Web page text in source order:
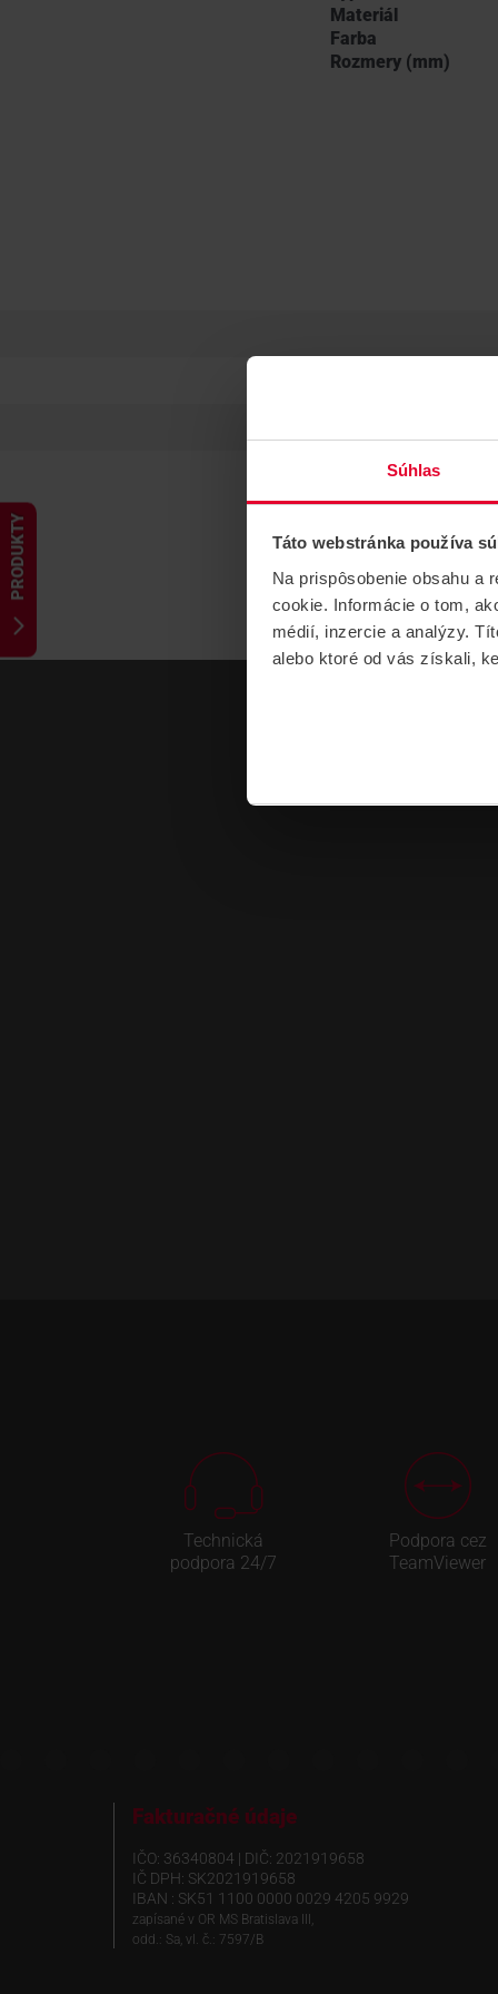
Súhlas
Táto webstránka používa
Na prispôsobenie obsahu a
cookie. Informácie o tom,
médií, inzercie a analýzy.
alebo ktoré od vás získali,
PRODUKTY
Materiál
Farba
Rozmery (mm)
Technická
podpora 24/7
Podpora cez
TeamViewer
Fakturačné údaje
IČO: 36340804 | DIČ: 2021919658
IČ DPH: SK2021919658
IBAN : SK51 1100 0000 0029 4205 9929
zapísané v OR MS Bratislava III,
odd.: Sa, vl. č.: 7597/B